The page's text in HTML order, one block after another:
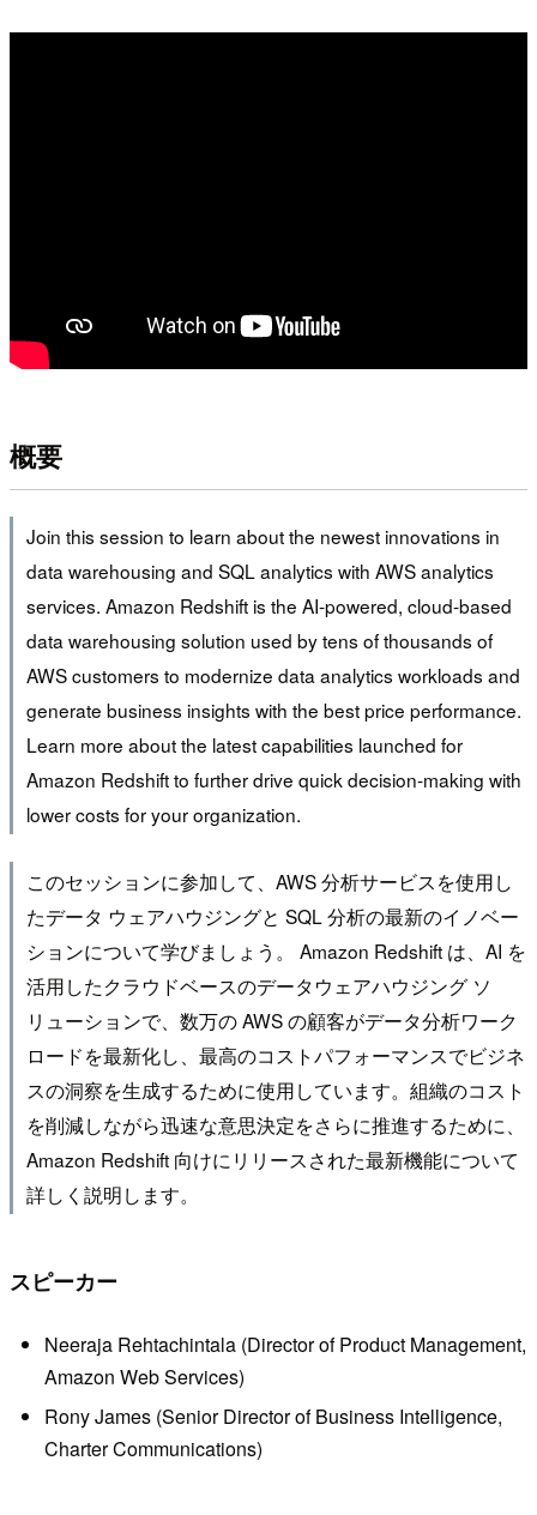
概要
Join this session to learn about the newest innovations in
data warehousing and SQL analytics with AWS analytics
services. Amazon Redshift is the AI-powered, cloud-based
data warehousing solution used by tens of thousands of
AWS customers to modernize data analytics workloads and
generate business insights with the best price performance.
Learn more about the latest capabilities launched for
Amazon Redshift to further drive quick decision-making with
lower costs for your organization.
このセッションに参加して、AWS 分析サービスを使用し
たデータ ウェアハウジングと SQL 分析の最新のイノベー
ションについて学びましょう。 Amazon Redshift は、AI を
活用したクラウドベースのデータウェアハウジング ソ
リューションで、数万の AWS の顧客がデータ分析ワーク
ロードを最新化し、最高のコストパフォーマンスでビジネ
スの洞察を生成するために使用しています。組織のコスト
を削減しながら迅速な意思決定をさらに推進するために、
Amazon Redshift 向けにリリースされた最新機能について
詳しく説明します。
スピーカー
Neeraja Rehtachintala (Director of Product Management,
Amazon Web Services)
Rony James (Senior Director of Business Intelligence,
Charter Communications)